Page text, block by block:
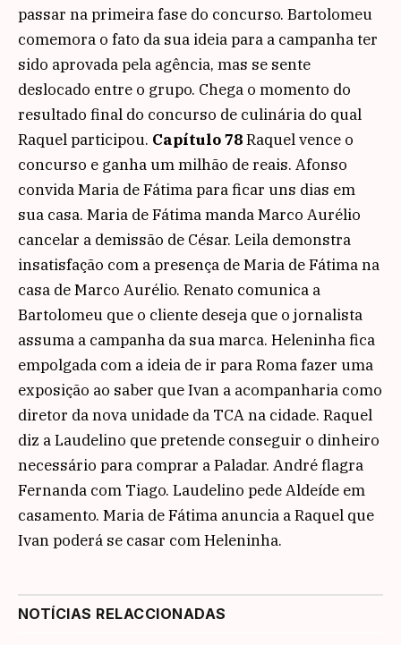
passar na primeira fase do concurso. Bartolomeu
comemora o fato da sua ideia para a campanha ter
sido aprovada pela agência, mas se sente
deslocado entre o grupo. Chega o momento do
resultado final do concurso de culinária do qual
Raquel participou. Capítulo 78Raquel vence o
concurso e ganha um milhão de reais. Afonso
convida Maria de Fátima para ficar uns dias em
sua casa. Maria de Fátima manda Marco Aurélio
cancelar a demissão de César. Leila demonstra
insatisfação com a presença de Maria de Fátima na
casa de Marco Aurélio. Renato comunica a
Bartolomeu que o cliente deseja que o jornalista
assuma a campanha da sua marca. Heleninha fica
empolgada com a ideia de ir para Roma fazer uma
exposição ao saber que Ivan a acompanharia como
diretor da nova unidade da TCA na cidade. Raquel
diz a Laudelino que pretende conseguir o dinheiro
necessário para comprar a Paladar. André flagra
Fernanda com Tiago. Laudelino pede Aldeíde em
casamento. Maria de Fátima anuncia a Raquel que
Ivan poderá se casar com Heleninha.
NOTÍCIAS RELACCIONADAS